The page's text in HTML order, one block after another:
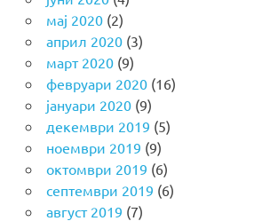
мај 2020(2)
април 2020(3)
март 2020(9)
февруари 2020(16)
јануари 2020(9)
декември 2019 (5)
ноември 2019 (9)
октомври 2019 (6)
септември 2019 (6)
август 2019 (7)